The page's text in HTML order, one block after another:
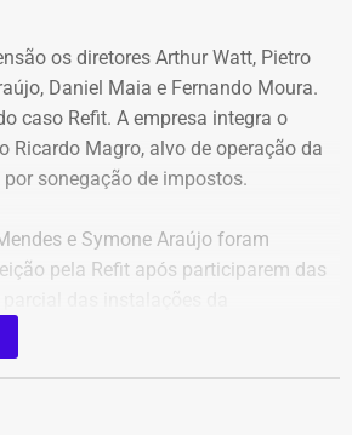
os diretores Arthur Watt, Pietro
Daniel Maia e Fernando Moura.
caso Refit. A empresa integra o
Ricardo Magro, alvo de operação da
por sonegação de impostos.
e Symone Araújo foram
pela Refit após participarem das
de 2025.